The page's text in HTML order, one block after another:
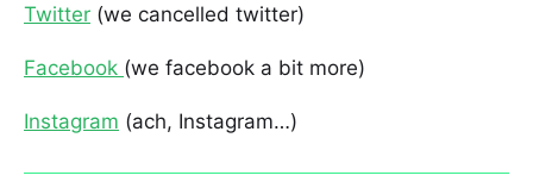
Twitter (we cancelled twitter)
Facebook (we facebook a bit more)
Instagram (ach, Instagram…)